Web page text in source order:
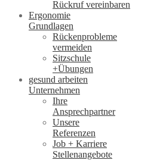
Rückruf vereinbaren
Ergonomie
Grundlagen
Rückenprobleme
vermeiden
Sitzschule
+Übungen
gesund arbeiten
Unternehmen
Ihre
Ansprechpartner
Unsere
Referenzen
Job + Karriere
Stellenangebote